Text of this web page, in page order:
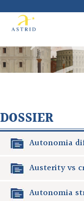
DOSSIER
Autonomia
Austerity vs
Autonomia